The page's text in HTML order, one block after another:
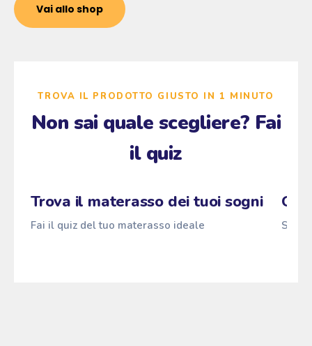
Vai allo shop
TROVA IL PRODOTTO GIUSTO IN 1 MINUTO
Non sai quale scegliere? Fai
il quiz
Trova il materasso dei tuoi sogni
Fai il quiz del tuo materasso ideale